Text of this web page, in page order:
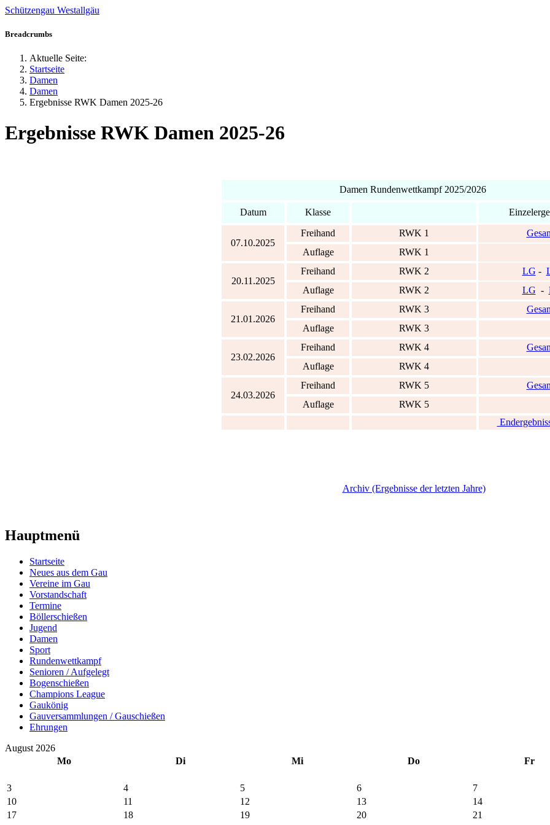
Schützengau Westallgäu
Breadcrumbs
Aktuelle Seite:
Startseite
Damen
Damen
Ergebnisse RWK Damen 2025-26
Ergebnisse RWK Damen 2025-26
Damen Rundenwettkampf 2025/2026
Datum Klasse
07.10.2025
Freihand RWK 1
Auflage
RWK 1
20.11.2025
Freihand RWK 2 LG -
Auflage
RWK 2 LG -
21.01.2026
Freihand RWK 3
Auflage
RWK 3
23.02.2026
Freihand RWK 4
Auflage
RWK 4
24.03.2026
Freihand RWK 5
Auflage
RWK 5
Archiv (Ergebnisse der letzten Jahre)
Hauptmenü
Startseite
Neues aus dem Gau
Vereine im Gau
Vorstandschaft
Termine
Böllerschießen
Jugend
Damen
Sport
Rundenwettkampf
Senioren / Aufgelegt
Bogenschießen
Champions League
Gaukönig
Gauversammlungen / Gauschießen
Ehrungen
Jahr
Monat
Jahr
Monat
August 2026
Mo
Di Mi Do Fr
3
4 5 6 7
10
11 12 13 14
17
18 19 20 21